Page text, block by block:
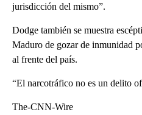
jurisdicción del mismo”.
Dodge también se muestra
Maduro de gozar de inmunidad
al frente del país.
“El narcotráfico no es un delito
The-CNN-Wire